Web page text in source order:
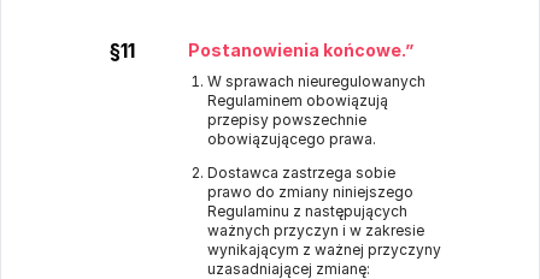
§11 Postanowienia końcowe.”
W sprawach nieuregulowanych
Regulaminem obowiązują
przepisy powszechnie
obowiązującego prawa.
Dostawca zastrzega sobie
prawo do zmiany niniejszego
Regulaminu z następujących
ważnych przyczyn i w zakresie
wynikającym z ważnej przyczyny
uzasadniającej zmianę: